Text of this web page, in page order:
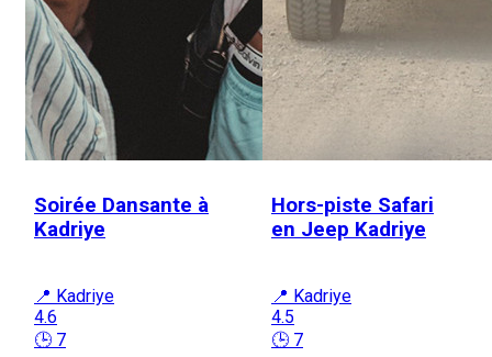
Soirée Dansante à
Kadriye
📍 Kadriye
4.6
🕒 7
Hors-piste Safari
en Jeep Kadriye
📍 Kadriye
4.5
🕒 7